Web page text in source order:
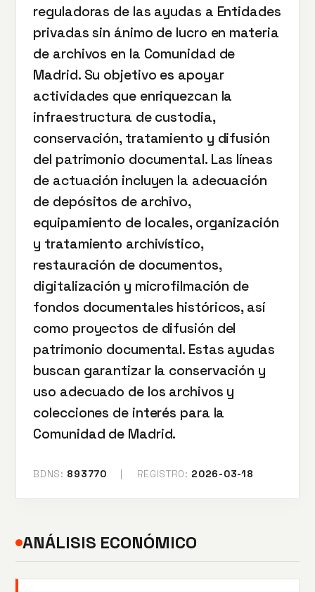
reguladoras de las ayudas a Entidades
privadas sin ánimo de lucro en materia
de archivos en la Comunidad de
Madrid. Su objetivo es apoyar
actividades que enriquezcan la
infraestructura de custodia,
conservación, tratamiento y difusión
del patrimonio documental. Las líneas
de actuación incluyen la adecuación
de depósitos de archivo,
equipamiento de locales, organización
y tratamiento archivístico,
restauración de documentos,
digitalización y microfilmación de
fondos documentales históricos, así
como proyectos de difusión del
patrimonio documental. Estas ayudas
buscan garantizar la conservación y
uso adecuado de los archivos y
colecciones de interés para la
Comunidad de Madrid.
BDNS: 893770 REGISTRO: 2026-03-18
ANÁLISIS ECONÓMICO